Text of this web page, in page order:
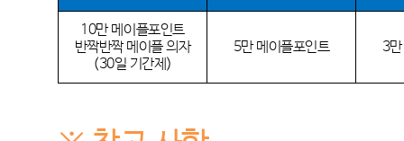
10만 메이플포인트
반짝반짝 메이플 의자
(30일 기간제)
5만 메이플포인트 3